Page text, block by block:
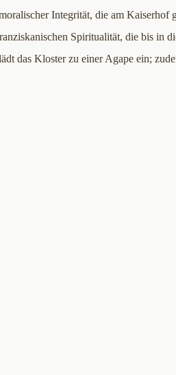
Integrität, die am Kaiserhof
Spiritualität, die bis in
das Kloster zu einer Agape ein;